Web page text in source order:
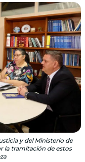
y del Ministerio de
la tramitación de estos